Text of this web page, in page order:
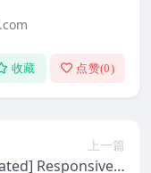
收藏 点赞(0)
上一篇
Responsive a